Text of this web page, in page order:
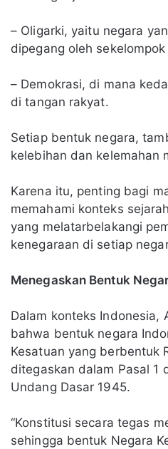
– Oligarki, yaitu negara
dipegang oleh
– Demokrasi, di mana
di tangan rakyat.
Setiap bentuk negara,
kelebihan dan kelemahan
Karena itu, penting bagi
memahami konteks
yang melatarbelakangi
kenegaraan di setiap
Menegaskan Bentuk
Dalam konteks Indonesia,
bahwa bentuk negara
Kesatuan yang berbentuk
ditegaskan dalam Pasal 1
Undang Dasar 1945.
“Konstitusi secara tegas
sehingga bentuk Negara